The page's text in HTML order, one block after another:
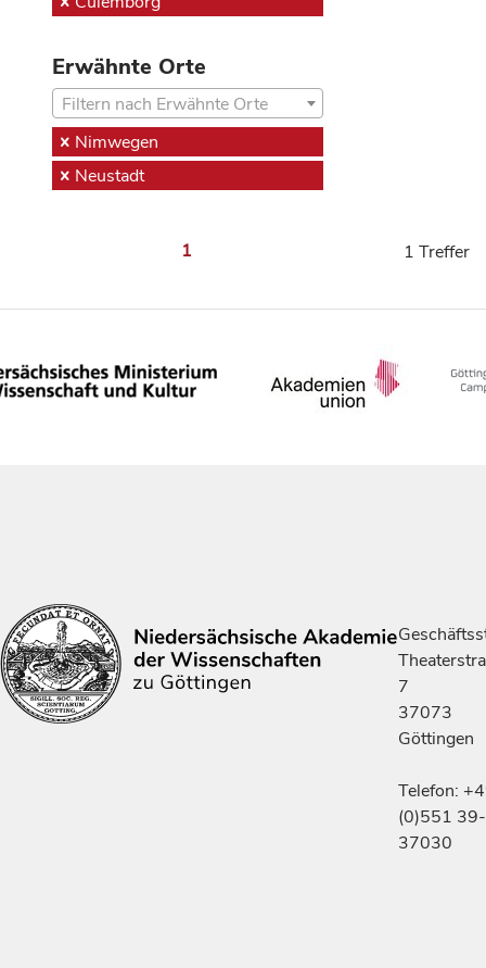
Erwähnte Orte
Filtern nach Erwähnte Orte
Nimwegen
Neustadt
1 1 Treffer
7
37073
Göttingen
Telefon:
(0)551 39-
37030